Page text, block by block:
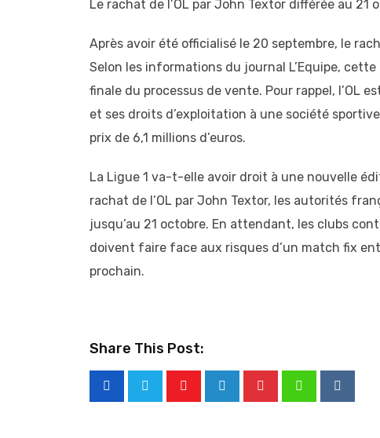
Le rachat de l’OL par John Textor différée au 21
Après avoir été officialisé le 20 septembre, le
Selon les informations du journal L’Equipe,
finale du processus de vente. Pour rappel, l’OL
et ses droits d’exploitation à une société
prix de 6,1 millions d’euros.
La Ligue 1 va-t-elle avoir droit à une nouvelle
rachat de l’OL par John Textor, les autorités
jusqu’au 21 octobre. En attendant, les clubs
doivent faire face aux risques d’un match fix
prochain.
Share This Post: